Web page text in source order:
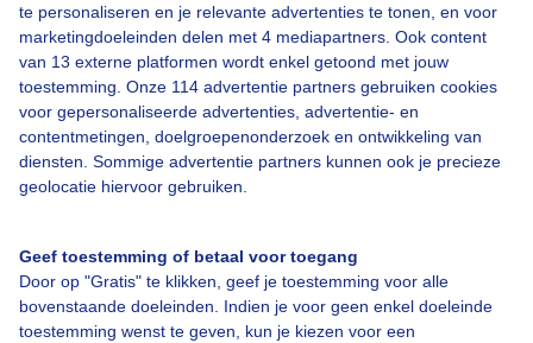
te personaliseren en je relevante advertenties te tonen, en voor
marketingdoeleinden delen met 4 mediapartners. Ook content
van 13 externe platformen wordt enkel getoond met jouw
toestemming. Onze 114 advertentie partners gebruiken cookies
voor gepersonaliseerde advertenties, advertentie- en
contentmetingen, doelgroepenonderzoek en ontwikkeling van
diensten. Sommige advertentie partners kunnen ook je precieze
geolocatie hiervoor gebruiken.
Geef toestemming of betaal voor toegang
Door op "Gratis" te klikken, geef je toestemming voor alle
bovenstaande doeleinden. Indien je voor geen enkel doeleinde
toestemming wenst te geven, kun je kiezen voor een
Bedrijfsgegevens
Veelgestelde vragen